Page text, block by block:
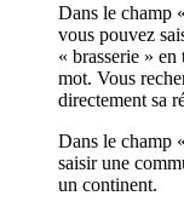
Dans le champ
vous pouvez
« brasserie »
mot. Vous
directement sa
Dans le champ
saisir une
un continent.